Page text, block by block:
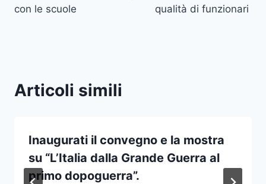
con le scuole
qualità di funzionari
Articoli simili
Inaugurati il convegno e la mostra
su “L’Italia dalla Grande Guerra al
primo dopoguerra”.